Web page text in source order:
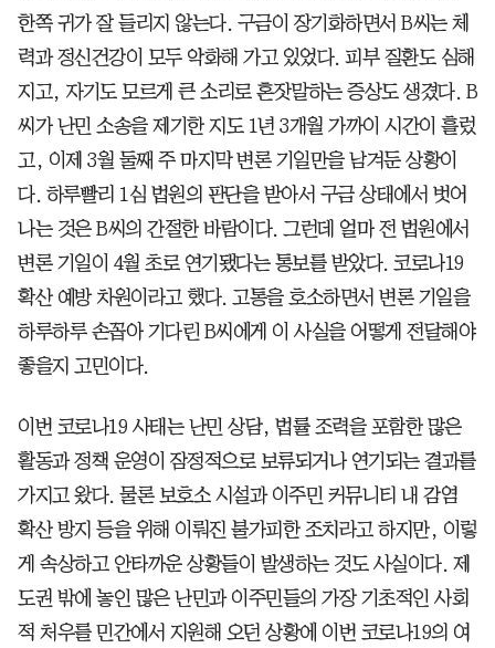
한쪽 귀가 잘 들리지 않는다. 구금이 장기화하면서 B씨는 체
력과 정신건강이 모두 악화해 가고 있었다. 피부 질환도 심해
지고, 자기도 모르게 큰 소리로 혼잣말하는 증상도 생겼다. B
씨가 난민 소송을 제기한 지도 1년 3개월 가까이 시간이 흘렀
고, 이제 3월 둘째 주 마지막 변론 기일만을 남겨둔 상황이
다. 하루빨리 1심 법원의 판단을 받아서 구금 상태에서 벗어
나는 것은 B씨의 간절한 바람이다. 그런데 얼마 전 법원에서
변론 기일이 4월 초로 연기됐다는 통보를 받았다. 코로나19
확산 예방 차원이라고 했다. 고통을 호소하면서 변론 기일을
하루하루 손꼽아 기다린 B씨에게 이 사실을 어떻게 전달해야
좋을지 고민이다.
이번 코로나19 사태는 난민 상담, 법률 조력을 포함한 많은
활동과 정책 운영이 잠정적으로 보류되거나 연기되는 결과를
가지고 왔다. 물론 보호소 시설과 이주민 커뮤니티 내 감염
확산 방지 등을 위해 이뤄진 불가피한 조치라고 하지만, 이렇
게 속상하고 안타까운 상황들이 발생하는 것도 사실이다. 제
도권 밖에 놓인 많은 난민과 이주민들의 가장 기초적인 사회
적 처우를 민간에서 지원해 오던 상황에 이번 코로나19의 여